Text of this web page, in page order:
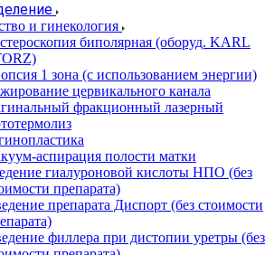
и гинекология
биполярная (оборуд. KARL
1 зона (с использованием энергии)
цервикального канала
фракционный лазерный
аспирация полости матки
гиалуроновой кислоты НПО (без
препарата)
препарата Диспорт (без стоимости
филлера при дистопии уретры (без